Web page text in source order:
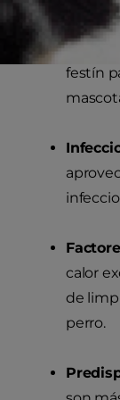
festín
calor
de
perro.